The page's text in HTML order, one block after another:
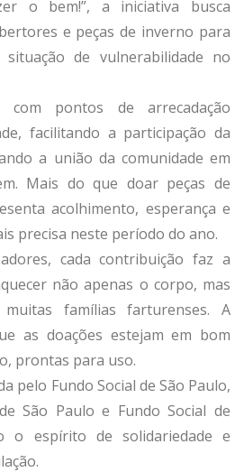
o bem!”, a iniciativa busca
e peças de inverno para
de vulnerabilidade no
com pontos de arrecadação
facilitando a participação da
a união da comunidade em
Mais do que doar peças de
acolhimento, esperança e
precisa neste período do ano.
cada contribuição faz a
não apenas o corpo, mas
famílias farturenses. A
as doações estejam em bom
prontas para uso.
pelo Fundo Social de São Paulo,
São Paulo e Fundo Social de
o espírito de solidariedade e